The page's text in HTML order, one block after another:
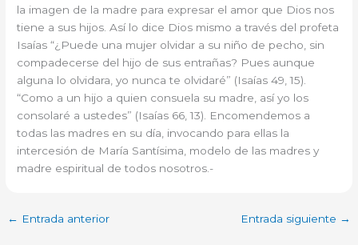
la imagen de la madre para expresar el amor que Dios nos
tiene a sus hijos. Así lo dice Dios mismo a través del profeta
Isaías “¿Puede una mujer olvidar a su niño de pecho, sin
compadecerse del hijo de sus entrañas? Pues aunque
alguna lo olvidara, yo nunca te olvidaré” (Isaías 49, 15).
“Como a un hijo a quien consuela su madre, así yo los
consolaré a ustedes” (Isaías 66, 13). Encomendemos a
todas las madres en su día, invocando para ellas la
intercesión de María Santísima, modelo de las madres y
madre espiritual de todos nosotros.-
← Entrada anterior Entrada siguiente →